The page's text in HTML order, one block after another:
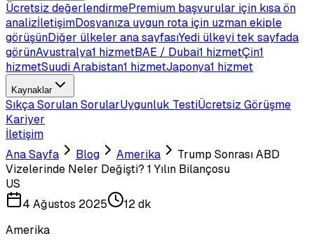
Ücretsiz değerlendirmePremium başvurular için kısa ön
analizİletişimDosyanıza uygun rota için uzman ekiple
görüşünDiğer ülkeler ana sayfasıYedi ülkeyi tek sayfada
görünAvustralya1 hizmetBAE / Dubai1 hizmetÇin1
hizmetSuudi Arabistan1 hizmetJaponya1 hizmet
Kaynaklar
Sıkça Sorulan SorularUygunluk TestiÜcretsiz Görüşme
Kariyer
İletişim
Ana Sayfa
Blog Amerika
Trump Sonrası ABD
Vizelerinde Neler Değişti? 1 Yılın Bilançosu
US
4 Ağustos 2025
12 dk
Amerika